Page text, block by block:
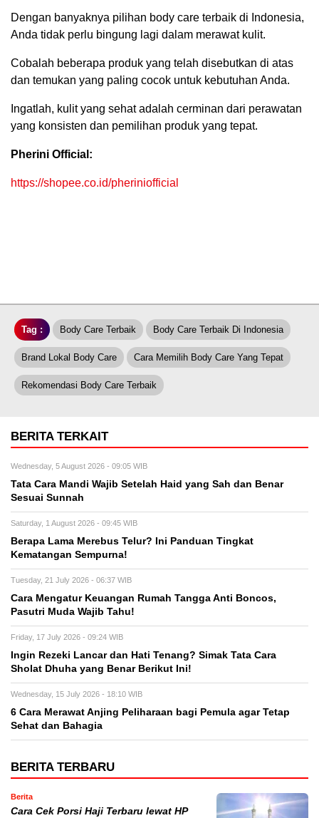
Dengan banyaknya pilihan body care terbaik di Indonesia,
Anda tidak perlu bingung lagi dalam merawat kulit.
Cobalah beberapa produk yang telah disebutkan di atas
dan temukan yang paling cocok untuk kebutuhan Anda.
Ingatlah, kulit yang sehat adalah cerminan dari perawatan
yang konsisten dan pemilihan produk yang tepat.
Pherini Official:
https://shopee.co.id/pheriniofficial
Tag : Body Care Terbaik Body Care Terbaik Di Indonesia
Brand Lokal Body Care Cara Memilih Body Care Yang Tepat
Rekomendasi Body Care Terbaik
BERITA TERKAIT
Wednesday, 5 August 2026 - 09:05 WIB
Tata Cara Mandi Wajib Setelah Haid yang Sah dan Benar
Sesuai Sunnah
Saturday, 1 August 2026 - 09:45 WIB
Berapa Lama Merebus Telur? Ini Panduan Tingkat
Kematangan Sempurna!
Tuesday, 21 July 2026 - 06:37 WIB
Cara Mengatur Keuangan Rumah Tangga Anti Boncos,
Pasutri Muda Wajib Tahu!
Friday, 17 July 2026 - 09:24 WIB
Ingin Rezeki Lancar dan Hati Tenang? Simak Tata Cara
Sholat Dhuha yang Benar Berikut Ini!
Wednesday, 15 July 2026 - 18:10 WIB
6 Cara Merawat Anjing Peliharaan bagi Pemula agar Tetap
Sehat dan Bahagia
BERITA TERBARU
Berita
Cara Cek Porsi Haji Terbaru lewat HP